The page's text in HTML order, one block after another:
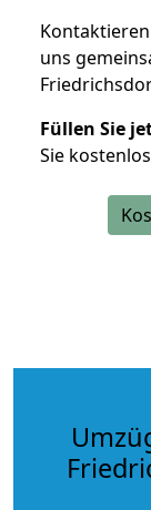
uns
Füllen Sie
Sie